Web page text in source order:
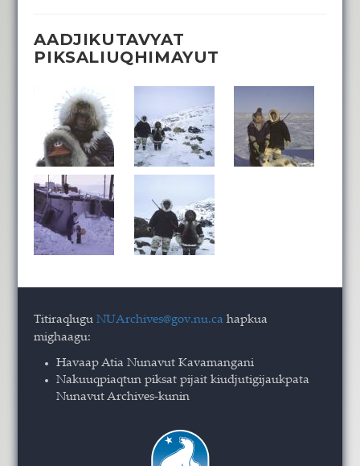
AADJIKUTAVYAT
PIKSALIUQHIMAYUT
TitiraqluguNUArchives@gov.nu.ca hapkua
mighaagu:
Havaap Atia Nunavut Kavamangani
Nakuuqpiaqtun piksat pijait kiudjutigijaukpata
Nunavut Archives-kunin